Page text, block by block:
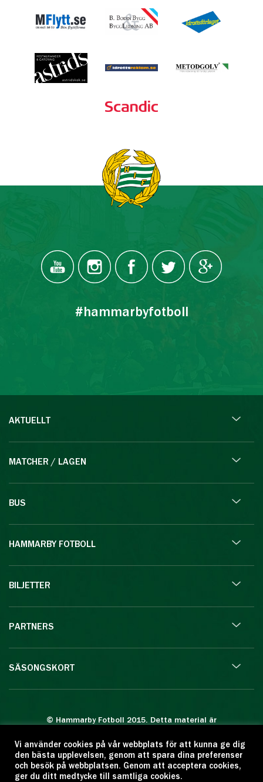
#hammarbyfotboll
AKTUELLT
MATCHER / LAGEN
BUS
HAMMARBY FOTBOLL
BILJETTER
PARTNERS
SÄSONGSKORT
© Hammarby Fotboll 2015. Detta material är
Eftertryck eller annan kopiering är förbjuden.
Citera oss gärna men ange källan:
www.hammarbyfotboll.se. Ansvarig utgivare:
Vi använder cookies på vår webbplats för att kunna ge dig
den bästa upplevelsen, genom att spara dina preferenser
och besök på webbplatsen. Genom att acceptera cookies,
ger du ditt medtycke till samtliga cookies.